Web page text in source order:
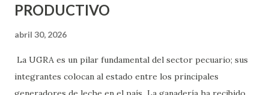
PRODUCTIVO
abril 30, 2026
La UGRA es un pilar fundamental del sector pecuario; sus
integrantes colocan al estado entre los principales